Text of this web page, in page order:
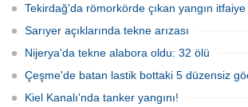
Tekirdağ'da römorkörde çıkan yangın
Sarıyer açıklarında tekne arızası
Nijerya'da tekne alabora oldu: 32 ölü
Çeşme'de batan lastik bottaki 5 düzensiz
Kiel Kanalı'nda tanker yangını!